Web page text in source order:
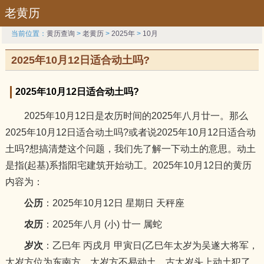
老黄历
当前位置：黄历查询 >老黄历 >2025年 > 10月
2025年10月12日适合动土吗?
2025年10月12日适合动土吗?
2025年10月12日是农历时间的2025年八月廿一。那么
2025年10月12日适合动土吗?或者说2025年10月12日适合动
土吗?想搞清楚这个问题，我们先了解一下动土的意思。动土
是指(起基)系指阳宅建筑开始动工。2025年10月12日的黄历
内容为：
公历：2025年10月12日 星期日 天秤座
农历：2025年八月 (小) 廿一 属蛇
岁次 ：乙巳年 丙戌月 甲寅日(乙巳年太岁为吴遂大将军，
太岁方位为东南方，太岁方不易动土，古太岁头上动土犯了